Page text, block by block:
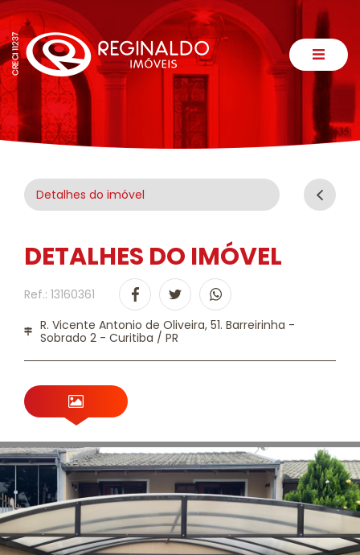
Detalhes do imóvel
DETALHES DO IMÓVEL
Ref.: 13160361
R. Vicente Antonio de Oliveira, 51. Barreirinha -
Sobrado 2 - Curitiba / PR